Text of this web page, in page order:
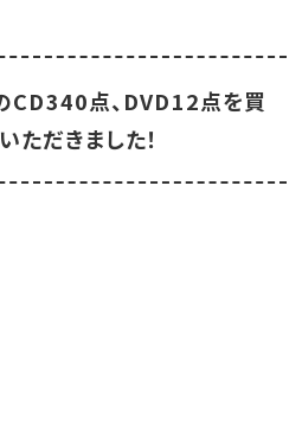
CD340点、DVD12点を買
ただきました！